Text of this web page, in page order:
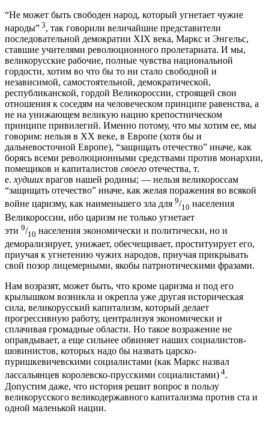
“Не может быть свободен народ, который угнетает чужие
народы” 3, так говорили величайшие представители
последовательной демократии XIX века, Маркс и Энгельс,
ставшие учителями революционного пролетариата. И мы,
великорусские рабочие, полные чувства национальной
гордости, хотим во что бы то ни стало свободной и
независимой, самостоятельной, демократической,
республиканской, гордой Великороссии, строящей свои
отношения к соседям на человеческом принципе равенства, а
не на унижающем великую нацию крепостническом
принципе привилегий. Именно потому, что мы хотим ее, мы
говорим: нельзя в XX веке, в Европе (хотя бы и
дальневосточной Европе), “защищать отечество” иначе, как
борясь всеми революционными средствами против монархии,
помещиков и капиталистов своего отечества, т.
е. худших врагов нашей родины; — нельзя великороссам
“защищать отечество” иначе, как желая поражения во всякой
войне царизму, как наименьшего зла для 9/10 населения
Великороссии, ибо царизм не только угнетает
эти 9/10 населения экономически и политически, но и
деморализирует, унижает, обесчещивает, проституирует его,
приучая к угнетению чужих народов, приучая прикрывать
свой позор лицемерными, якобы патриотическими фразами.
Нам возразят, может быть, что кроме царизма и под его
крылышком возникла и окрепла уже другая историческая
сила, великорусский капитализм, который делает
прогрессивную работу, централизуя экономически и
сплачивая громадные области. Но такое возражение не
оправдывает, а еще сильнее обвиняет наших социалистов-
шовинистов, которых надо бы назвать царско-
пуришкевичевскими социалистами (как Маркс назвал
лассальянцев королевско-прусскими социалистами) 4.
Допустим даже, что история решит вопрос в пользу
великорусского великодержавного капитализма против ста и
одной маленькой нации.